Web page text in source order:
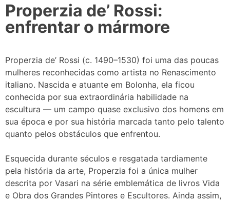
Properzia de’ Rossi:
enfrentar o mármore
Properzia de’ Rossi (c. 1490–1530) foi uma das poucas
mulheres reconhecidas como artista no Renascimento
italiano. Nascida e atuante em Bolonha, ela ficou
conhecida por sua extraordinária habilidade na
escultura — um campo quase exclusivo dos homens em
sua época e por sua história marcada tanto pelo talento
quanto pelos obstáculos que enfrentou.
Esquecida durante séculos e resgatada tardiamente
pela história da arte, Properzia foi a única mulher
descrita por Vasari na série emblemática de livros Vida
e Obra dos Grandes Pintores e Escultores. Ainda assim,